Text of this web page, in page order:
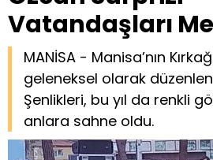
Vatandaşları
MANİSA - Manisa’nın
geleneksel olarak
Şenlikleri, bu yıl da renkli
anlara sahne oldu.